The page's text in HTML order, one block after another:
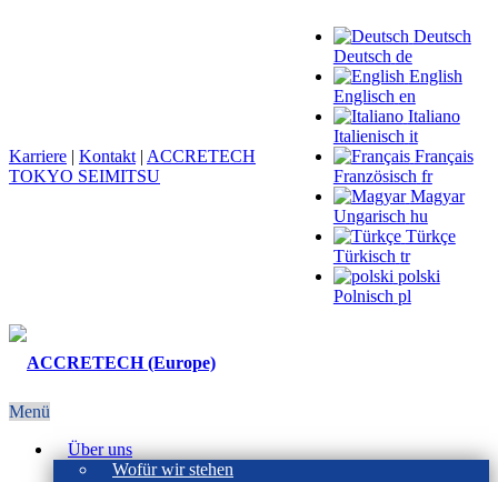
Deutsch
Deutsch de
English
Englisch en
Italiano
Italienisch it
Français
Französisch fr
Magyar
Ungarisch hu
Türkçe
Türkisch tr
polski
Polnisch pl
Karriere | Kontakt | ACCRETECH
TOKYO SEIMITSU
Menü
Über uns
Wofür wir stehen